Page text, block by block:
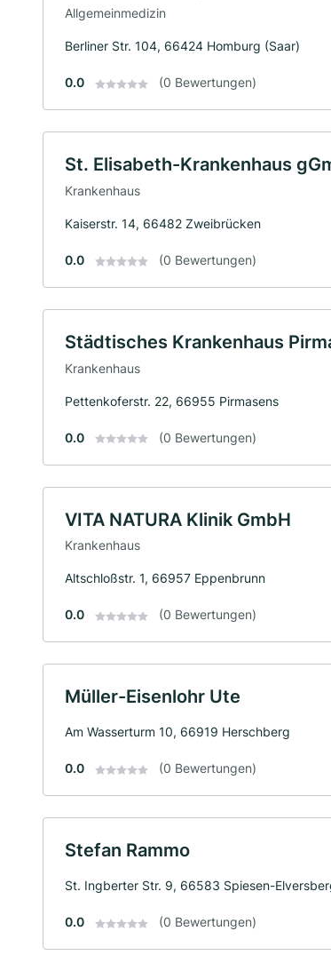
Allgemeinmedizin
Berliner Str. 104, 66424 Homburg (Saar)
0.0 (0 Bewertungen)
St. Elisabeth-Krankenhaus
Krankenhaus
Kaiserstr. 14, 66482 Zweibrücken
0.0 (0 Bewertungen)
Städtisches Krankenhaus
Krankenhaus
Pettenkoferstr. 22, 66955 Pirmasens
0.0 (0 Bewertungen)
VITA NATURA Klinik GmbH
Krankenhaus
Altschloßstr. 1, 66957 Eppenbrunn
0.0 (0 Bewertungen)
Müller-Eisenlohr Ute
Am Wasserturm 10, 66919 Herschberg
0.0 (0 Bewertungen)
Stefan Rammo
St. Ingberter Str. 9, 66583 Spiesen-
0.0 (0 Bewertungen)